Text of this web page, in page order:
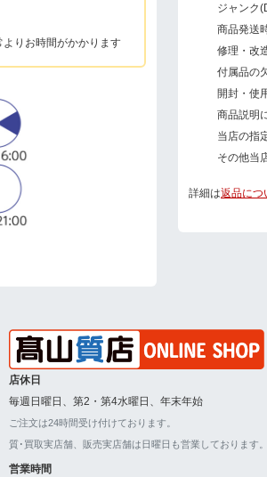
りお時間がかかります
ジャンク
商品発送
修理・改
付属品の
開封・使
商品説明
当店の指
その他当
詳細は返品につ
店休日
毎週日曜日、第2・第4水曜日、年末年始
ご注文は24時間受け付けております。
質･買取実店舗、販売実店舗は日曜日も営業しております。
営業時間